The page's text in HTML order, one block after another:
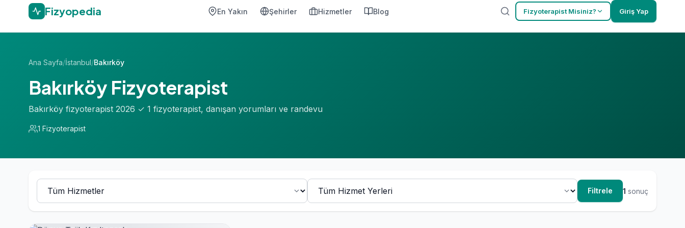
Fizyopedia En Yakın Şehirler Hizmetler Blog Fizyoterapist Misiniz? Giriş Yap
Ana Sayfa/İstanbul/Bakırköy
Bakırköy Fizyoterapist
Bakırköy fizyoterapist 2026 ✓ 1 fizyoterapist, danışan yorumları ve randevu
1 Fizyoterapist
Filtrele 1 sonuç